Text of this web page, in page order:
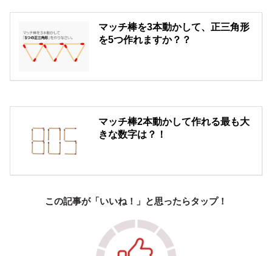
マッチ棒を3本動かして、正三角形
を5つ作れますか？？
マッチ棒2本動かして作れる最も大
きな数字は？！
この記事が「いいね！」と思ったらタップ！